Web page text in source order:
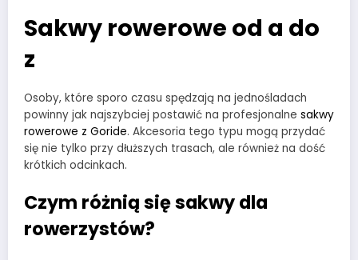
Sakwy rowerowe od a do
z
Osoby, które sporo czasu spędzają na jednośladach
powinny jak najszybciej postawić na profesjonalne sakwy
rowerowe z Goride. Akcesoria tego typu mogą przydać
się nie tylko przy dłuższych trasach, ale również na dość
krótkich odcinkach.
Czym różnią się sakwy dla
rowerzystów?